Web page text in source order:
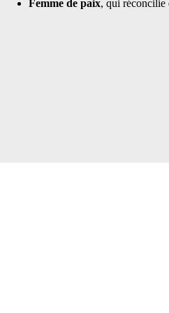
Femme de paix, qui réconcilie